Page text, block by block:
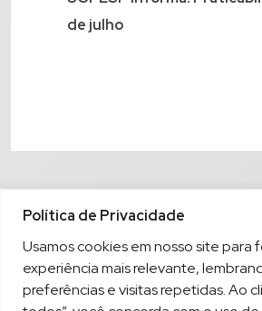
Política de Privacidade
Usamos cookies em nosso site para
experiência mais relevante,
preferências e visitas repetidas. Ao
de julho